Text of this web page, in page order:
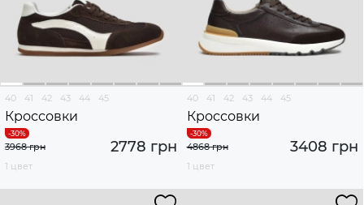
40 41 42 43 44 45
Кроссовки
2778 грн
3968 грн
1 цвет
40 41 42 43 44 45
Кроссовки
3408 грн
4868 грн
1 цвет